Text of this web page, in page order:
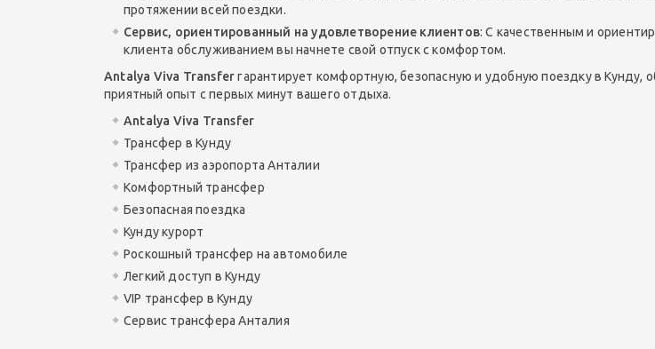
протяжении всей поездки.
Сервис, ориентированный на удовлетворение клиентов: С качественным и
клиента обслуживанием вы начнете свой отпуск с комфортом.
Antalya Viva Transferгарантирует комфортную, безопасную и удобную поездку в Кунду,
приятный опыт с первых минут вашего отдыха.
Antalya Viva Transfer
Трансфер в Кунду
Трансфер из аэропорта Анталии
Комфортный трансфер
Безопасная поездка
Кунду курорт
Роскошный трансфер на автомобиле
Легкий доступ в Кунду
VIP трансфер в Кунду
Сервис трансфера Анталия